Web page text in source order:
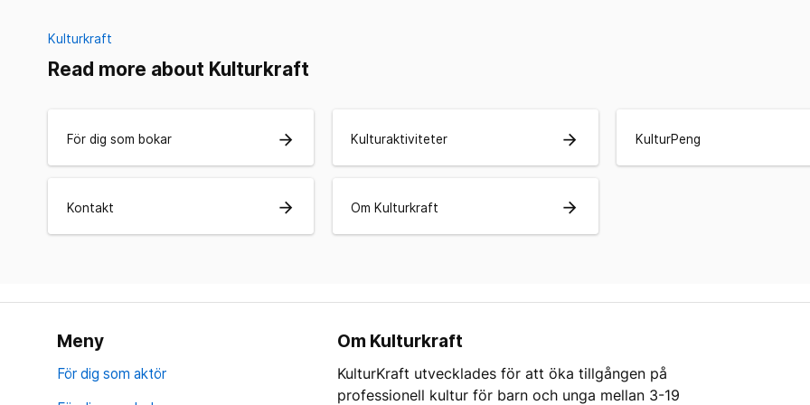
Kulturkraft
Read more about Kulturkraft
För dig som bokar arrow_forward Kulturaktiviteter arrow_forward KulturPeng
Kontakt arrow_forward Om Kulturkraft arrow_forward
Meny
För dig som aktör
Om Kulturkraft
KulturKraft utvecklades för att öka tillgången på
professionell kultur för barn och unga mellan 3-19